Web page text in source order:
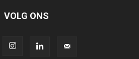
VOLG ONS